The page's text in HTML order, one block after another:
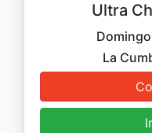
Ultra
La